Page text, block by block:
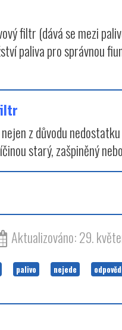
filtr (dává se mezi
paliva pro správnou
z důvodu
starý, zašpiněný
Aktualizováno: 29.
palivo nejede